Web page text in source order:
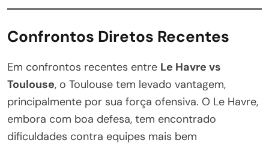
Confrontos Diretos Recentes
Em confrontos recentes entre Le Havre vs
Toulouse, o Toulouse tem levado vantagem,
principalmente por sua força ofensiva. O Le Havre,
embora com boa defesa, tem encontrado
dificuldades contra equipes mais bem